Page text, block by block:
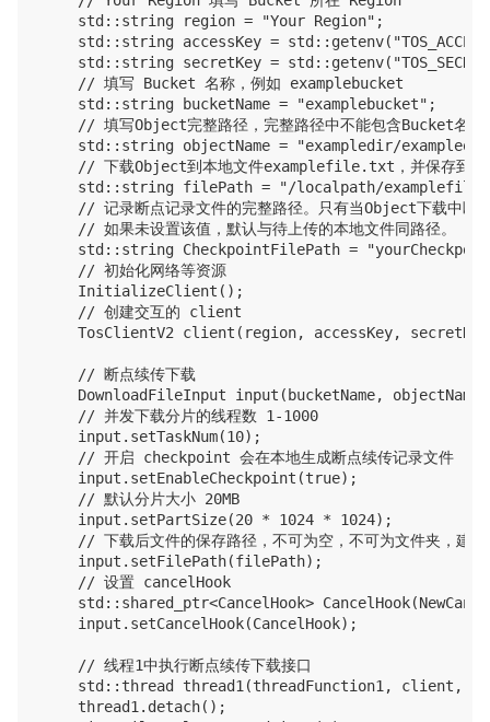
    std::string region = "Your Region";
std::string accessKey =
std::string secretKey =
    // 填写 Bucket 名称，例如 examplebucket
    std::string bucketName = "examplebucket";
// 填写Object完整路径，完整路径中不能包含Bucket名
std::string objectName = "exampledir/
// 下载Object到本地文件examplefile.txt，并保存到
std::string filePath = "/localpath/
// 记录断点记录文件的完整路径。只有当Object下载中断
    // 如果未设置该值，默认与待上传的本地文件同路径。
std::string CheckpointFilePath =
    // 初始化网络等资源
    InitializeClient();
    // 创建交互的 client
TosClientV2 client(region, accessKey,
    // 断点续传下载
DownloadFileInput input(bucketName,
    // 并发下载分片的线程数 1-1000
    input.setTaskNum(10);
    // 开启 checkpoint 会在本地生成断点续传记录文件
    input.setEnableCheckpoint(true);
    // 默认分片大小 20MB
    input.setPartSize(20 * 1024 * 1024);
// 下载后文件的保存路径，不可为空，不可为文件夹，建
    input.setFilePath(filePath);
    // 设置 cancelHook
std::shared_ptr<CancelHook>
    input.setCancelHook(CancelHook);
    // 线程1中执行断点续传下载接口
std::thread thread1(threadFunction1, client,
    thread1.detach();